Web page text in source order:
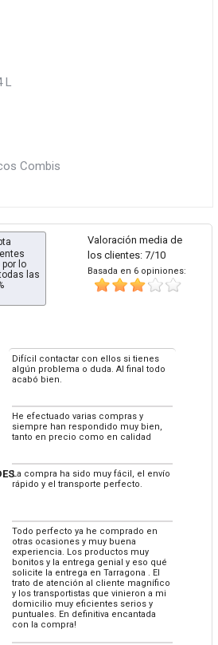
L
Combis
Valoración media de
los clientes: 7/10
Basada en 6 opiniones:
lo
las
Difícil contactar con ellos si tienes
algún problema o duda. Al final todo
acabó bien.
He efectuado varias compras y
siempre han respondido muy bien,
tanto en precio como en calidad
La compra ha sido muy fácil, el envío
rápido y el transporte perfecto.
Todo perfecto ya he comprado en
otras ocasiones y muy buena
experiencia. Los productos muy
bonitos y la entrega genial y eso qué
solicite la entrega en Tarragona . El
trato de atención al cliente magnífico
y los transportistas que vinieron a mi
domicilio muy eficientes serios y
puntuales. En definitiva encantada
con la compra!